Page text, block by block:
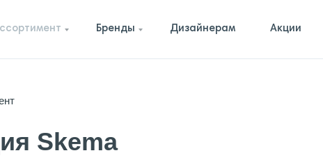
Бренды Дизайнерам Акции
Skema